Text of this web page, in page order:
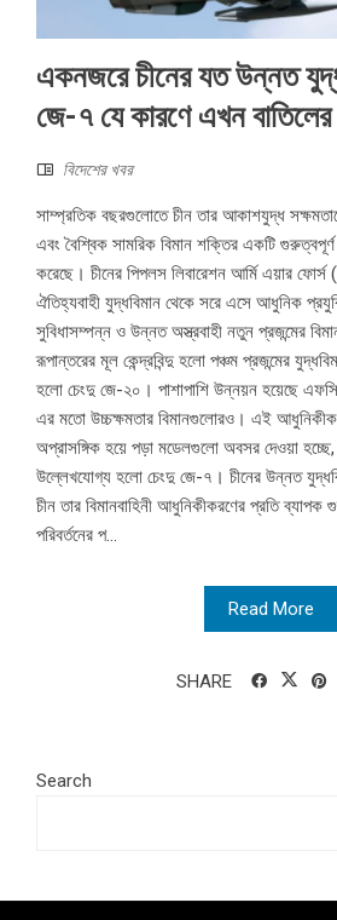
একনজরে চীনের যত উন্নত
জে-৭ যে কারণে এখন বাতিলের
বিদেশের খবর
সাম্প্রতিক বছরগুলোতে চীন তার আকাশযুদ্ধ
এবং বৈশ্বিক সামরিক বিমান শক্তির একটি
করেছে। চীনের পিপলস লিবারেশন আর্মি এয়ার
ঐতিহ্যবাহী যুদ্ধবিমান থেকে সরে এসে আধুনিক
সুবিধাসম্পন্ন ও উন্নত অস্ত্রবাহী নতুন প্রজন্মের
রূপান্তরের মূল কেন্দ্রবিন্দু হলো পঞ্চম প্রজন্মের
হলো চেংদু জে-২০। পাশাপাশি উন্নয়ন হয়েছে
এর মতো উচ্চক্ষমতার বিমানগুলোরও। এই
অপ্রাসঙ্গিক হয়ে পড়া মডেলগুলো অবসর দেওয়া হচ্ছে,
উল্লেখযোগ্য হলো চেংদু জে-৭। চীনের উন্নত
চীন তার বিমানবাহিনী আধুনিকীকরণের প্রতি
পরিবর্তনের প...
Read More
SHARE
Search